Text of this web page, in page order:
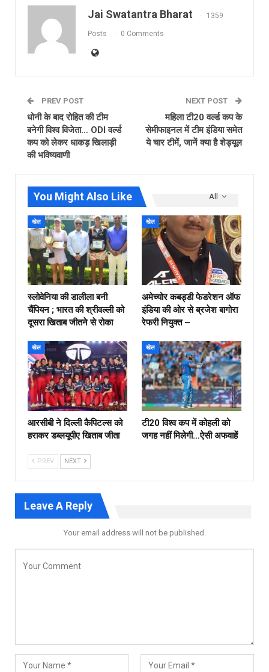
Jai Swatantra Bharat 1359
Posts 0 Comments
PREV POST
धोनी के बाद रोहित की टीम
बनेगी विश्व विजेता… ODI वर्ल्ड
कप को लेकर धाकड़ खिलाड़ी
की भविष्यवाणी
NEXT POST
महिला टी20 वर्ल्ड कप के
सेमीफाइनल में टीम इंडिया समेत
ये चार टीमें, जानें क्या है शेड्यूल
All
You Might Also Like
खेल
स्लोवेनिया की डालीला बनी
चैंपियन ; भारत की श्रीवल्ली को
दूसरा खिताब जीतने से रोका
खेल
अमेच्योर कबड्डी फेडरेशन ऑफ
इंडिया की ओर से ब्रजेश बागोरा
रेफरी नियुक्त –
खेल
आरसीबी ने दिल्ली कैपिटल्स को
हराकर डब्लयूपीए खिताब जीता
खेल
टी20 विश्व कप में कोहली को
जगह नहीं मिलेगी…ऐसी अफवाहें
PREV NEXT
Leave A Reply
Your email address will not be published.